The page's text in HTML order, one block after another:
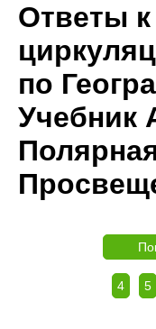
Ответы
по
Учебник
4 5